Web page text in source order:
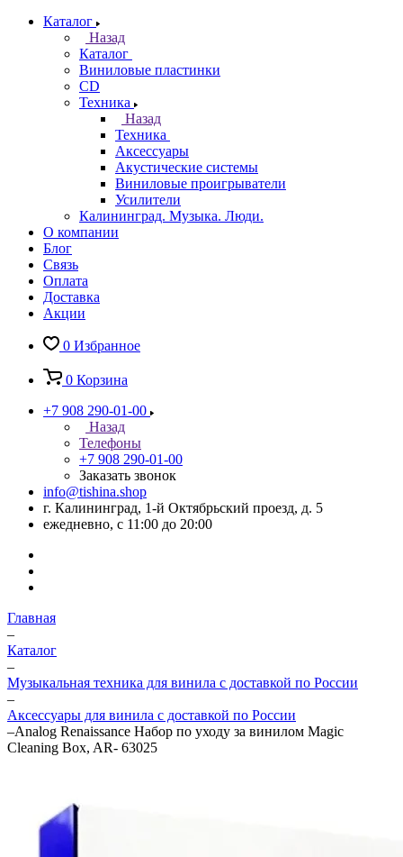
Каталог
Назад
Каталог
Виниловые пластинки
CD
Техника
Назад
Техника
Аксессуары
Акустические системы
Виниловые проигрыватели
Усилители
Калининград. Музыка. Люди.
О компании
Блог
Связь
Оплата
Доставка
Акции
0 Избранное
0 Корзина
+7 908 290-01-00
Назад
Телефоны
+7 908 290-01-00
Заказать звонок
info@tishina.shop
г. Калининград, 1-й Октябрьский проезд, д. 5
ежедневно, с 11:00 до 20:00
Главная
–
Каталог
–
Музыкальная техника для винила с доставкой по России
–
Аксессуары для винила с доставкой по России
–Analog Renaissance Набор по уходу за винилом Magic
Cleaning Box, AR- 63025